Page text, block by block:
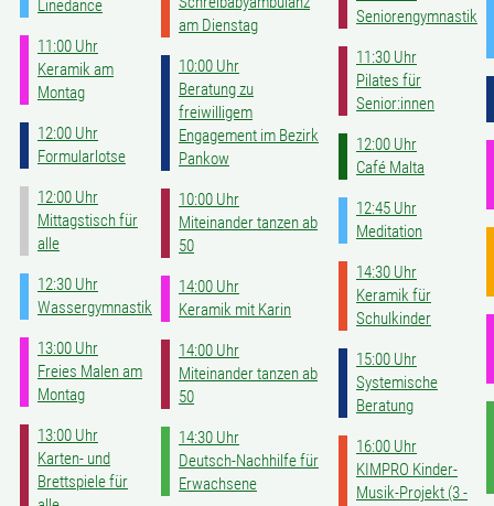
Linedance
11:00 Uhr
Keramik am
Montag
12:00 Uhr
Formularlotse
12:00 Uhr
Mittagstisch für
alle
12:30 Uhr
Wassergymnastik
13:00 Uhr
Freies Malen am
Montag
13:00 Uhr
Karten- und
Brettspiele für
am Dienstag
10:00 Uhr
Beratung zu
freiwilligem
Engagement im Bezirk
Pankow
10:00 Uhr
Miteinander tanzen ab
50
14:00 Uhr
Keramik mit Karin
14:00 Uhr
Miteinander tanzen ab
50
14:30 Uhr
Deutsch-Nachhilfe für
Erwachsene
Seniorengymnastik
11:30 Uhr
Pilates für
Senior:innen
12:00 Uhr
Café Malta
12:45 Uhr
Meditation
14:30 Uhr
Keramik für
Schulkinder
15:00 Uhr
Systemische
Beratung
16:00 Uhr
KIMPRO Kinder-
Musik-Projekt (3 -